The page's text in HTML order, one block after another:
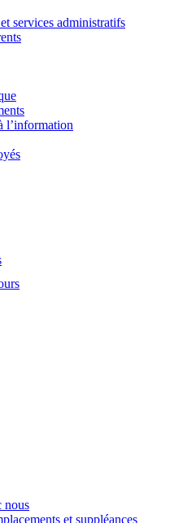
services administratifs
l’information
nous
et suppléances